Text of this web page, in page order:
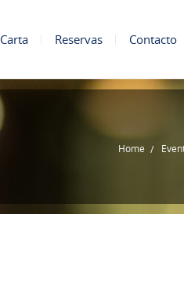
Carta Reservas Contacto
Home